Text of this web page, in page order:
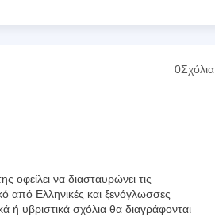
0Σχόλια
να διασταυρώνει τις
από Ελληνικές και ξενόγλωσσες
ή υβριστικά σχόλια θα διαγράφονται